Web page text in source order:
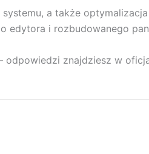
a także optymalizacja
edytora i rozbudowanego
odpowiedzi znajdziesz w